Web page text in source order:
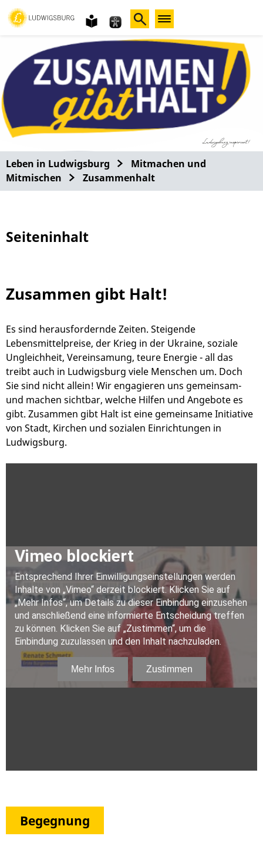
Gebärdensprache
leichte
Sprache
Leben in Ludwigsburg
Mitmachen und
Mitmischen
Zusammenhalt
Seiteninhalt
Zusammen gibt Halt!
Es sind herausfordernde Zeiten. Steigende
Lebensmittelpreise, der Krieg in der Ukraine, soziale
Ungleichheit, Vereinsamung, teure Energie - all das
treibt auch in Ludwigsburg viele Menschen um. Doch
Sie sind nicht allein! Wir engagieren uns gemeinsam-
und machen sichtbar, welche Hilfen und Angebote es
gibt. Zusammen gibt Halt ist eine gemeinsame Initiative
von Stadt, Kirchen und sozialen Einrichtungen in
Ludwigsburg.
Begegnung